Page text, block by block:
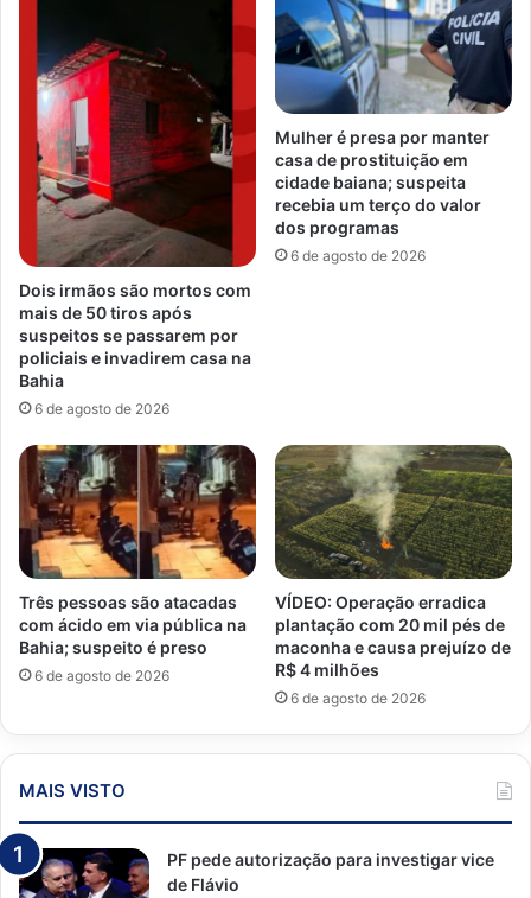
Dois irmãos são mortos com
mais de 50 tiros após
suspeitos se passarem por
policiais e invadirem casa na
Bahia
6 de agosto de 2026
Mulher é presa por manter
casa de prostituição em
cidade baiana; suspeita
recebia um terço do valor
dos programas
6 de agosto de 2026
Três pessoas são atacadas
com ácido em via pública na
Bahia; suspeito é preso
6 de agosto de 2026
VÍDEO: Operação erradica
plantação com 20 mil pés de
maconha e causa prejuízo de
R$ 4 milhões
6 de agosto de 2026
MAIS VISTO
PF pede autorização para investigar vice
de Flávio